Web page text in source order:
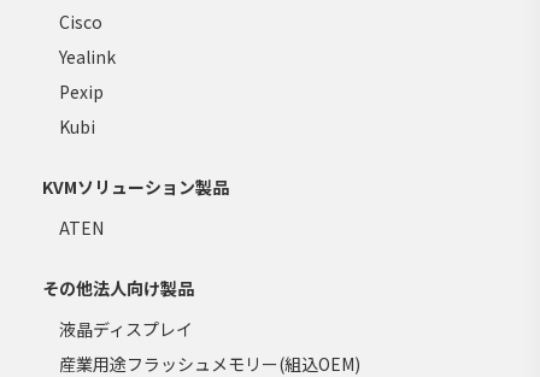
Cisco
Yealink
Pexip
Kubi
KVMソリューション製品
ATEN
その他法人向け製品
液晶ディスプレイ
産業用途フラッシュメモリー(組込OEM)